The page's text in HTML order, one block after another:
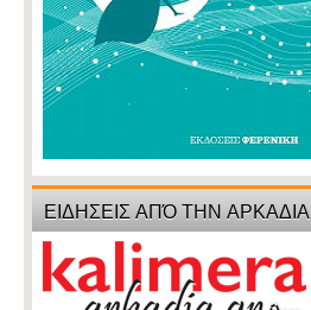
ΕΙΔΗΣΕΙΣ ΑΠΌ ΤΗΝ ΑΡΚΑΔΙΑ